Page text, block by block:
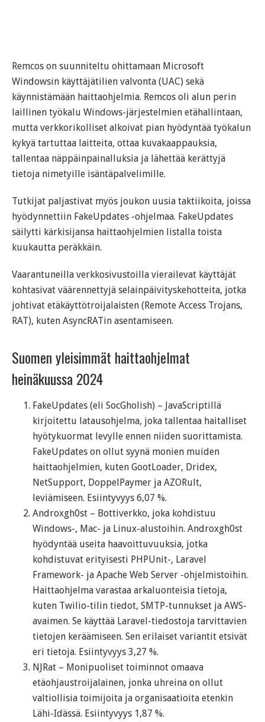
Remcos on suunniteltu ohittamaan Microsoft
Windowsin käyttäjätilien valvonta (UAC) sekä
käynnistämään haittaohjelmia. Remcos oli alun perin
laillinen työkalu Windows-järjestelmien etähallintaan,
mutta verkkorikolliset alkoivat pian hyödyntää työkalun
kykyä tartuttaa laitteita, ottaa kuvakaappauksia,
tallentaa näppäinpainalluksia ja lähettää kerättyjä
tietoja nimetyille isäntäpalvelimille.
Tutkijat paljastivat myös joukon uusia taktiikoita, joissa
hyödynnettiin FakeUpdates -ohjelmaa. FakeUpdates
säilytti kärkisijansa haittaohjelmien listalla toista
kuukautta peräkkäin.
Vaarantuneilla verkkosivustoilla vierailevat käyttäjät
kohtasivat väärennettyjä selainpäivityskehotteita, jotka
johtivat etäkäyttötroijalaisten (Remote Access Trojans,
RAT), kuten AsyncRATin asentamiseen.
Suomen yleisimmät haittaohjelmat
heinäkuussa 2024
FakeUpdates (eli SocGholish) – JavaScriptillä
kirjoitettu latausohjelma, joka tallentaa haitalliset
hyötykuormat levylle ennen niiden suorittamista.
FakeUpdates on ollut syynä monien muiden
haittaohjelmien, kuten GootLoader, Dridex,
NetSupport, DoppelPaymer ja AZORult,
leviämiseen. Esiintyvyys 6,07 %.
Androxgh0st – Bottiverkko, joka kohdistuu
Windows-, Mac- ja Linux-alustoihin. Androxgh0st
hyödyntää useita haavoittuvuuksia, jotka
kohdistuvat erityisesti PHPUnit-, Laravel
Framework- ja Apache Web Server -ohjelmistoihin.
Haittaohjelma varastaa arkaluonteisia tietoja,
kuten Twilio-tilin tiedot, SMTP-tunnukset ja AWS-
avaimen. Se käyttää Laravel-tiedostoja tarvittavien
tietojen keräämiseen. Sen erilaiset variantit etsivät
eri tietoja. Esiintyvyys 3,27 %.
NJRat – Monipuoliset toiminnot omaava
etäohjaustroijalainen, jonka uhreina on ollut
valtiollisia toimijoita ja organisaatioita etenkin
Lähi-Idässä. Esiintyvyys 1,87 %.